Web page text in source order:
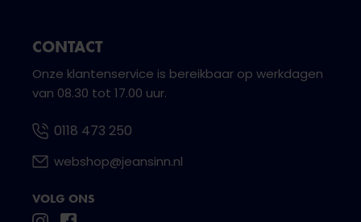
CONTACT
Onze klantenservice is bereikbaar op werkdagen
van 08.30 tot 17.00 uur.
0118 473 250
webshop@jeansinn.nl
VOLG ONS